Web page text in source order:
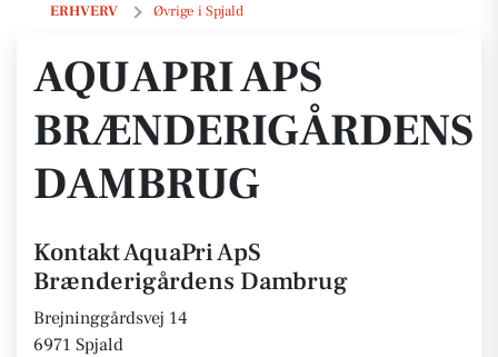
ERHVERV Øvrige i Spjald
AquaPri ApS Brænderigårdens Dambrug
AQUAPRI APS
BRÆNDERIGÅRDENS
DAMBRUG
Kontakt AquaPri ApS
Brænderigårdens Dambrug
Brejninggårdsvej 14
6971 Spjald